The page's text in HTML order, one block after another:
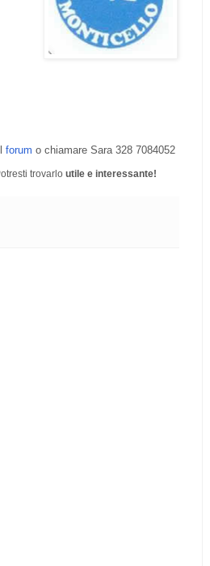
forum o chiamare Sara 328 7084052
trovarlo utile e interessante!